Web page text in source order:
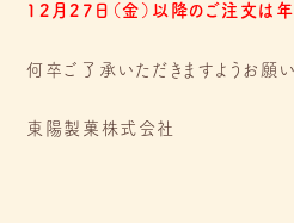
12月27日（金）以降のご注文は
何卒ご了承いただきますようお願い
東陽製菓株式会社